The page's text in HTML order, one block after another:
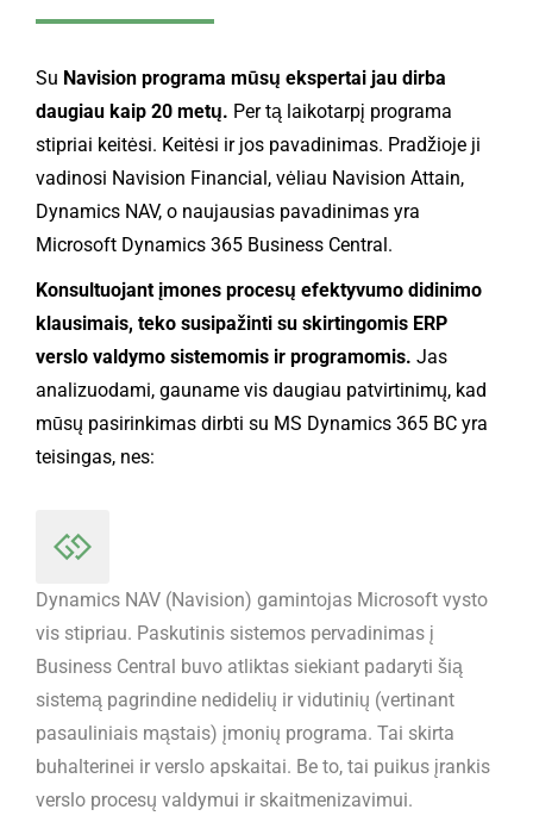
Su Navision programa mūsų ekspertai jau dirba
daugiau kaip 20 metų. Per tą laikotarpį programa
stipriai keitėsi. Keitėsi ir jos pavadinimas. Pradžioje ji
vadinosi Navision Financial, vėliau Navision Attain,
Dynamics NAV, o naujausias pavadinimas yra
Microsoft Dynamics 365 Business Central.
Konsultuojant įmones procesų efektyvumo didinimo
klausimais, teko susipažinti su skirtingomis ERP
verslo valdymo sistemomis ir programomis. Jas
analizuodami, gauname vis daugiau patvirtinimų, kad
mūsų pasirinkimas dirbti su MS Dynamics 365 BC yra
teisingas, nes:
Dynamics NAV (Navision) gamintojas Microsoft vysto
vis stipriau. Paskutinis sistemos pervadinimas į
Business Central buvo atliktas siekiant padaryti šią
sistemą pagrindine nedidelių ir vidutinių (vertinant
pasauliniais mąstais) įmonių programa. Tai skirta
buhalterinei ir verslo apskaitai. Be to, tai puikus įrankis
verslo procesų valdymui ir skaitmenizavimui.